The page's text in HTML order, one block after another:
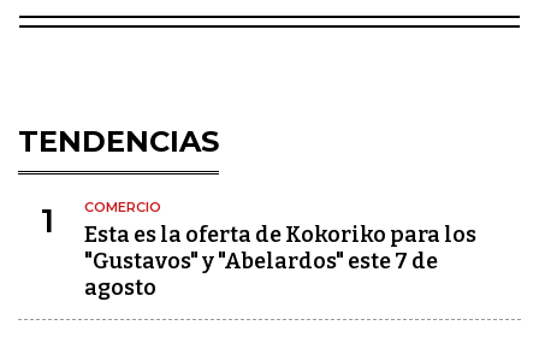
TENDENCIAS
1 COMERCIO
Esta es la oferta de Kokoriko para los
"Gustavos" y "Abelardos" este 7 de
agosto